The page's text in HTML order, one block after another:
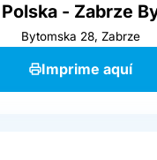
- Zabrze
Bytomska 28, Zabrze
Imprime aquí